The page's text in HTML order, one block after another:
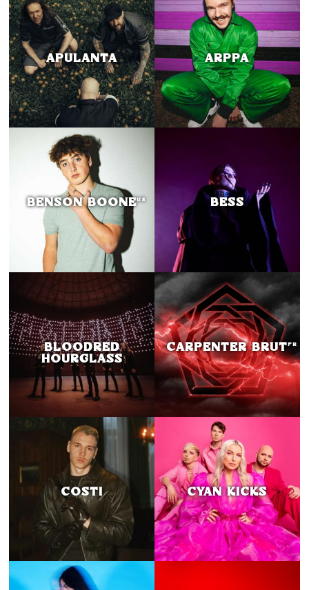
APULANTA ARPPA
BENSON BOONEUS BESS
BLOODRED
HOURGLASS
CARPENTER BRUTFR
COSTI CYAN KICKS